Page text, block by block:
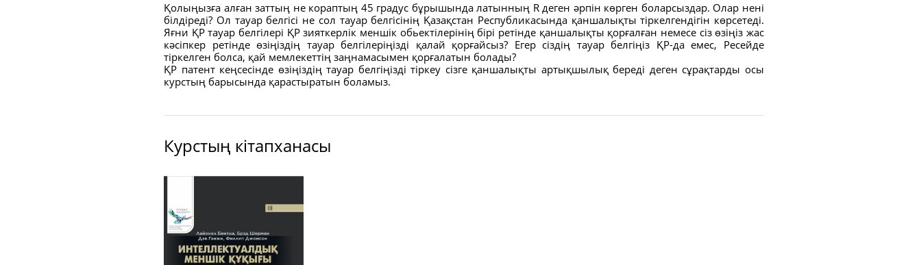
Қолыңызға алған заттың не кораптың 45 градус бұрышында латынның R деген әрпін көрген боларсыздар. Олар нені
білдіреді? Ол тауар белгісі не сол тауар белгісінің Қазақстан Республикасында қаншалықты тіркелгендігін көрсетеді.
Яғни ҚР тауар белгілері ҚР зияткерлік меншік обьектілерінің бірі ретінде қаншалықты қорғалған немесе сіз өзіңіз жас
кәсіпкер ретінде өзіңіздің тауар белгілеріңізді қалай қорғайсыз? Егер сіздің тауар белгіңіз ҚР-да емес, Ресейде
тіркелген болса, қай мемлекеттің заңнамасымен қорғалатын болады?
ҚР патент кеңсесінде өзіңіздің тауар белгіңізді тіркеу сізге қаншалықты артықшылық береді деген сұрақтарды осы
курстың барысында қарастыратын боламыз.
Курстың кітапханасы